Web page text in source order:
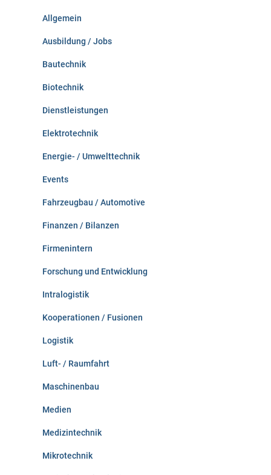
Allgemein
Ausbildung / Jobs
Bautechnik
Biotechnik
Dienstleistungen
Elektrotechnik
Energie- / Umwelttechnik
Events
Fahrzeugbau / Automotive
Finanzen / Bilanzen
Firmenintern
Forschung und Entwicklung
Intralogistik
Kooperationen / Fusionen
Logistik
Luft- / Raumfahrt
Maschinenbau
Medien
Medizintechnik
Mikrotechnik